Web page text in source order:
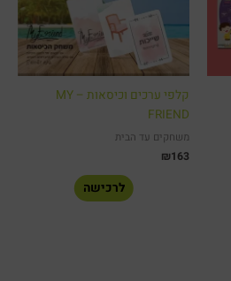
קלפי ערכים וכיסאות – MY
FRIEND
משחקים עד הבית
₪163
לרכישה